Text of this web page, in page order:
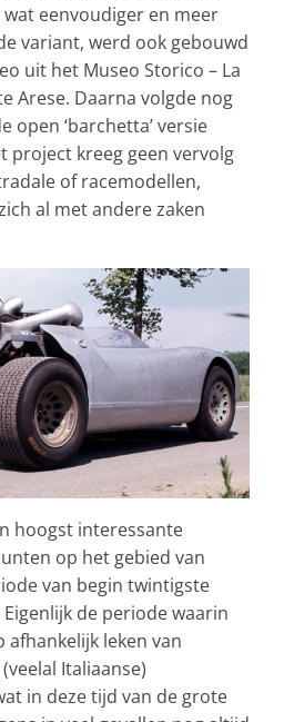
eenvoudiger en meer
variant, werd ook gebouwd
uit het Museo Storico – La
Arese. Daarna volgde nog
open ‘barchetta’ versie
project kreeg geen vervolg
of racemodellen,
al met andere zaken
hoogst interessante
op het gebied van
van begin twintigste
Eigenlijk de periode waarin
leken van
Italiaanse)
in deze tijd van de grote